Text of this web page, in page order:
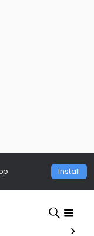
Install